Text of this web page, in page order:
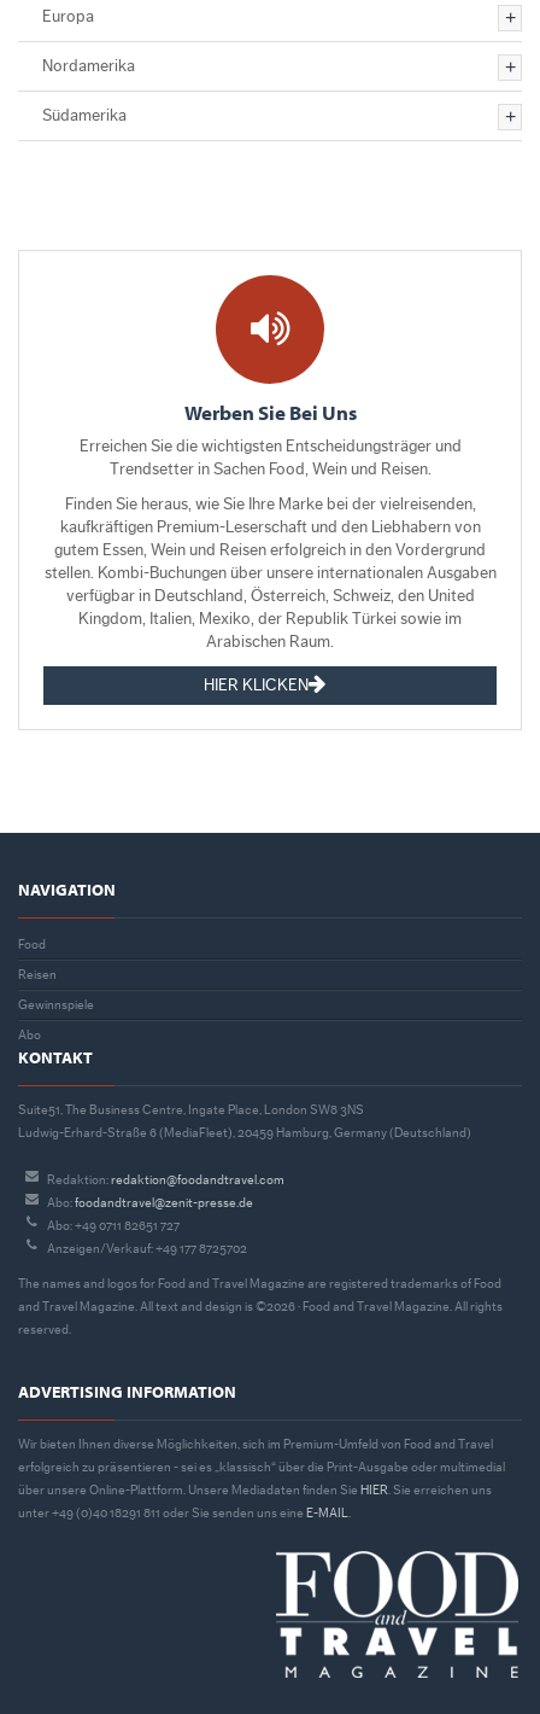
Europa
Nordamerika
Südamerika
Werben Sie Bei Uns
Erreichen Sie die wichtigsten Entscheidungsträger und
Trendsetter in Sachen Food, Wein und Reisen.
Finden Sie heraus, wie Sie Ihre Marke bei der vielreisenden,
kaufkräftigen Premium-Leserschaft und den Liebhabern von
gutem Essen, Wein und Reisen erfolgreich in den Vordergrund
stellen. Kombi-Buchungen über unsere internationalen Ausgaben
verfügbar in Deutschland, Österreich, Schweiz, den United
Kingdom, Italien, Mexiko, der Republik Türkei sowie im
Arabischen Raum.
HIER KLICKEN
NAVIGATION
Food
Reisen
Gewinnspiele
Abo
KONTAKT
Suite51, The Business Centre, Ingate Place, London SW8 3NS
Ludwig-Erhard-Straße 6 (MediaFleet), 20459 Hamburg, Germany (Deutschland)
Redaktion:redaktion@foodandtravel.com
Abo:foodandtravel@zenit-presse.de
Abo: +49 0711 82651 727
Anzeigen/Verkauf: +49 177 8725702
The names and logos for Food and Travel Magazine are registered trademarks of Food
and Travel Magazine. All text and design is ©2026 · Food and Travel Magazine. All rights
reserved.
ADVERTISING INFORMATION
Wir bieten Ihnen diverse Möglichkeiten, sich im Premium-Umfeld von Food and Travel
erfolgreich zu präsentieren - sei es „klassisch“ über die Print-Ausgabe oder multimedial
über unsere Online-Plattform. Unsere Mediadaten finden Sie HIER. Sie erreichen uns
unter +49 (0)40 18291 811 oder Sie senden uns eine E-MAIL.